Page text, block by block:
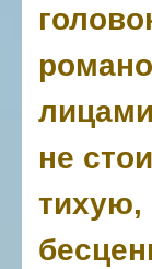
не
тихую,